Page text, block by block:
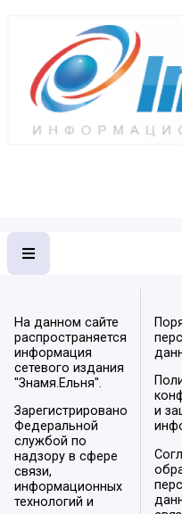
На данном сайте
распространяется
информация
сетевого издания
"Знамя.Ельня".
Зарегистрировано
Федеральной
службой по
надзору в сфере
связи,
информационных
технологий и
и